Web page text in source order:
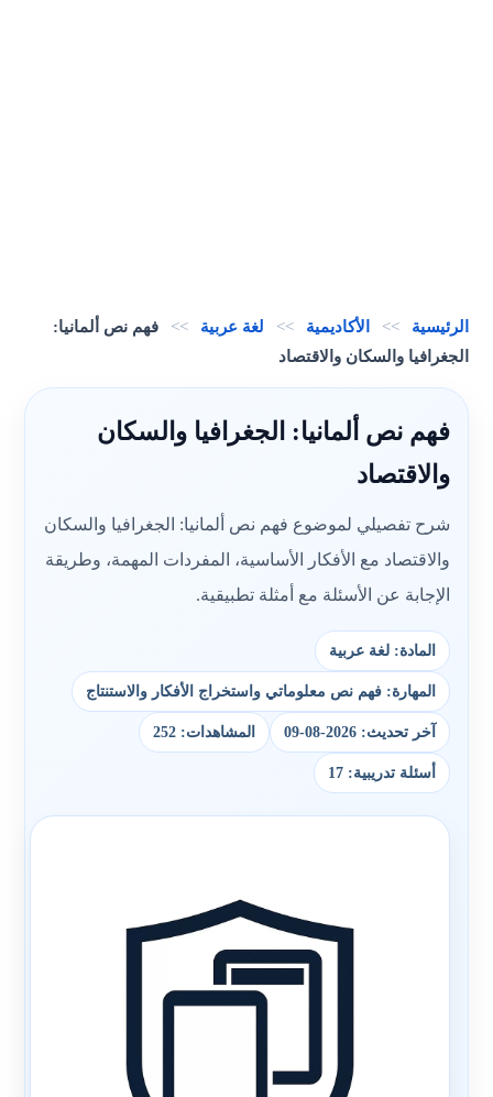
الرئيسية >> الأكاديمية >> لغة عربية >>
فهم نص ألمانيا:
الجغرافيا والسكان والاقتصاد
فهم نص ألمانيا: الجغرافيا والسكان
والاقتصاد
شرح تفصيلي لموضوع فهم نص ألمانيا: الجغرافيا والسكان
والاقتصاد مع الأفكار الأساسية، المفردات المهمة، وطريقة
الإجابة عن الأسئلة مع أمثلة تطبيقية.
المادة: لغة عربية
المهارة: فهم نص معلوماتي واستخراج الأفكار والاستنتاج
آخر تحديث: 2026-08-09 المشاهدات: 252
أسئلة تدريبية: 17